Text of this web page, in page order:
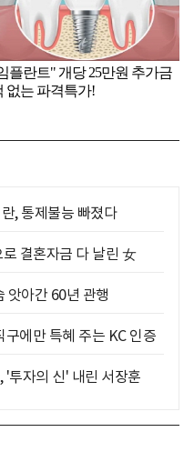
, 통제불능 빠졌다
결혼자금 다 날린 女
앗아간 60년 관행
에만 특혜 주는 KC 인증
'투자의 신' 내린 서장훈